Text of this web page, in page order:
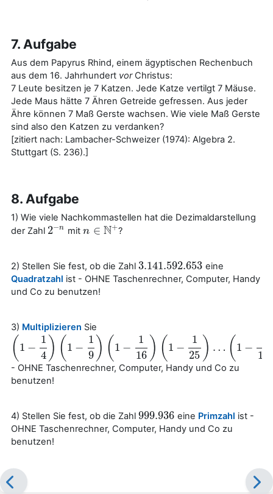
7. Aufgabe
Aus dem Papyrus Rhind, einem ägyptischen Rechenbuch
aus dem 16. Jahrhundert vorChristus:
7 Leute besitzen je 7 Katzen. Jede Katze vertilgt 7 Mäuse.
Jede Maus hätte 7 Ähren Getreide gefressen. Aus jeder
Ähre können 7 Maß Gerste wachsen. Wie viele Maß Gerste
sind also den Katzen zu verdanken?
[zitiert nach: Lambacher-Schweizer (1974): Algebra 2.
Stuttgart (S. 236).]
8. Aufgabe
1) Wie viele Nachkommastellen hat die Dezimaldarstellung
der Zahl 2−n
2−n mitn ∈ N+
n∈N + ?
2) Stellen Sie fest, ob die Zahl 3.141.592.653
3.141.592.653
eine
Quadratzahl ist - OHNE Taschenrechner, Computer, Handy
und Co zu benutzen!
3) Multiplizieren Sie
( 1 −
1
4 ) ( 1 −
1
9 ) ( 1 −
1
16 ) ( 1 −
1
25 ) … ( 1 −
(1 − 14) (1− 1 ) 1−116)( 1− 1 25 )… (1−1 100
- OHNE Taschenrechner, Computer, Handy und Co zu
benutzen!
4) Stellen Sie fest, ob die Zahl 999.936
999.936 eine Primzahl ist -
OHNE Taschenrechner, Computer, Handy und Co zu
benutzen!